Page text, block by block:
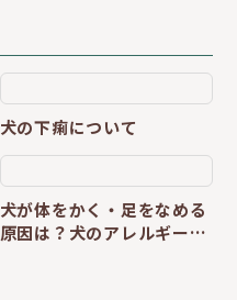
犬の下痢について
犬が体をかく・足をなめる
原因は？犬のアレルギー性